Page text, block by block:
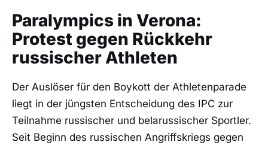
Paralympics in Verona:
Protest gegen Rückkehr
russischer Athleten
Der Auslöser für den Boykott der Athletenparade
liegt in der jüngsten Entscheidung des IPC zur
Teilnahme russischer und belarussischer Sportler.
Seit Beginn des russischen Angriffskriegs gegen